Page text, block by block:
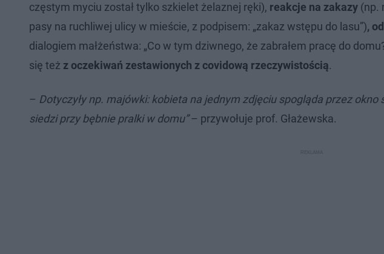
częstym myciu został tylko szkielet żelaznej ręki), reakcje na zakazy (np.
pasy na ruchliwej ulicy w mieście, z podpisem: „zakaz wstępu do lasu”),
dialogiem małżeństwa: „Co w tym dziwnego, że zabrałem pracę do
się też z oczekiwań zestawionych z covidową rzeczywistością.
– Dotyczyły np. majówki: kobieta na jednym zdjęciu spogląda przez
siedzi przy bębnie pralki w domu”– przywołuje prof. Głażewska.